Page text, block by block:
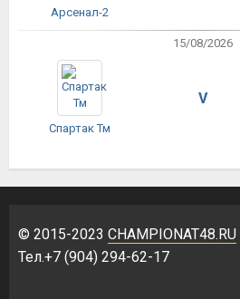
Арсенал-2
15/08/2026
Спартак Тм
V
© 2015-2023 CHAMPIONAT48.RU
Тел.+7 (904) 294-62-17